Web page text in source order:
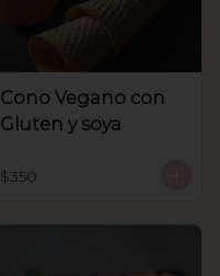
Cono Vegano con
Gluten y soya
$350